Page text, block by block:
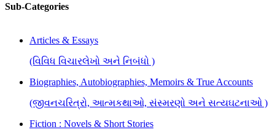
Sub-Categories
Articles & Essays
(વિવિધ વિચારલેખો અને નિબંધો )
Biographies, Autobiographies, Memoirs & True Accounts
(જીવનચરિત્રો, આત્મકથાઓ, સંસ્મરણો અને સત્યઘટનાઓ )
Fiction : Novels & Short Stories